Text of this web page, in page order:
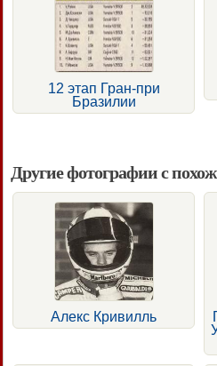
12 этап Гран-при
Бразилии
Другие фотографии с
Алекс Кривилль